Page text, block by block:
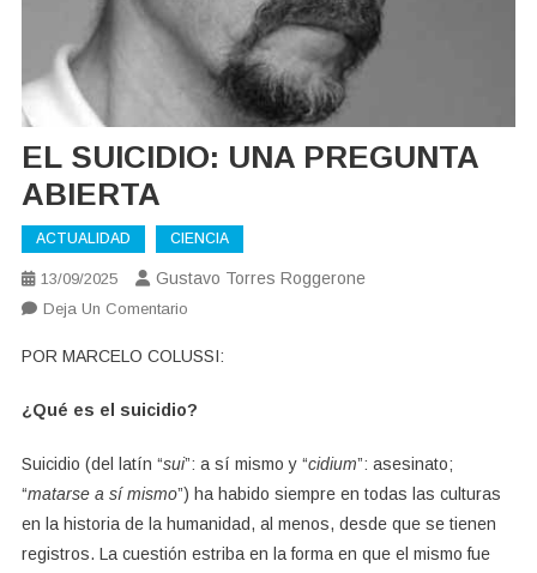
EL SUICIDIO: UNA PREGUNTA
ABIERTA
ACTUALIDAD CIENCIA
13/09/2025 Gustavo Torres Roggerone
Deja Un ComentarioEn
SUICIDIO:
PREGUNTA
POR MARCELO COLUSSI:
¿Qué es el suicidio?
Suicidio (del latín “sui”: a sí mismo y “cidium”: asesinato;
“matarse a sí mismo”) ha habido siempre en todas las culturas
en la historia de la humanidad, al menos, desde que se tienen
registros. La cuestión estriba en la forma en que el mismo fue